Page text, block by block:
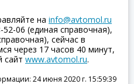
на info@avtomol.ru
06 (единая справочная),
сейчас в
через 17 часов 40 минут,
сайт www.avtomol.ru.
24 июня 2020 г. 15:59:39